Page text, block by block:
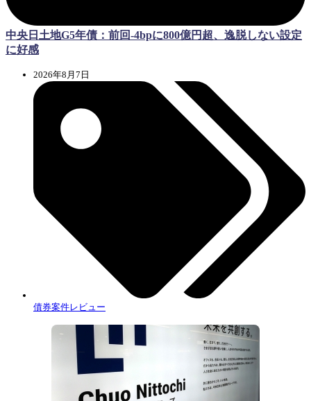
中央日土地G5年債：前回-4bpに800億円超、逸脱しない設定
に好感
2026年8月7日
債券案件レビュー